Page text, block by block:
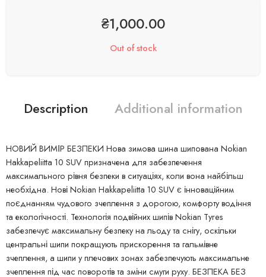
₴1,000.00
Out of stock
Description Additional information
HОВИЙ ВИМІР БЕЗПЕКИ Нова зимова шина шипована Nokian
Hakkapeliitta 10 SUV призначена для забезпечення
максимального рівня безпеки в ситуаціях, коли вона найбільш
необхідна. Нові Nokian Hakkapeliitta 10 SUV є інноваційним
поєднанням чудового зчеплення з дорогою, комфорту водіння
та екологічності. Технологія подвійних шипів Nokian Tyres
забезпечує максимальну безпеку на льоду та снігу, оскільки
центральні шипи покращують прискорення та гальмівне
зчеплення, а шипи у плечових зонах забезпечують максимальне
зчеплення під час поворотів та зміни смуги руху. БЕЗПЕКА БЕЗ